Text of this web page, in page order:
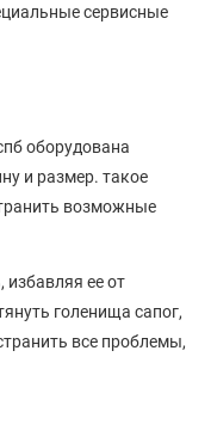
сервисные
оборудована
и размер. такое
возможные
ее от
голенища сапог,
все проблемы,